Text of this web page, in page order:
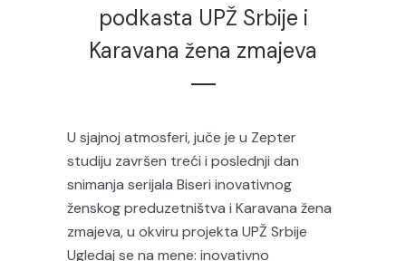
podkasta UPŽ Srbije i
Karavana žena zmajeva
U sjajnoj atmosferi, juče je u Zepter
studiju završen treći i poslednji dan
snimanja serijala Biseri inovativnog
ženskog preduzetništva i Karavana žena
zmajeva, u okviru projekta UPŽ Srbije
Ugledaj se na mene: inovativno